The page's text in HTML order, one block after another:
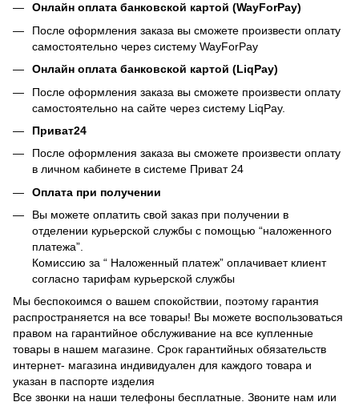
Онлайн оплата банковской картой (WayForPay)
После оформления заказа вы сможете произвести оплату
самостоятельно через систему WayForPay
Онлайн оплата банковской картой (LiqPay)
После оформления заказа вы сможете произвести оплату
самостоятельно на сайте через систему LiqPay.
Приват24
После оформления заказа вы сможете произвести оплату
в личном кабинете в системе Приват 24
Оплата при получении
Вы можете оплатить свой заказ при получении в
отделении курьерской службы с помощью “наложенного
платежа”.
Комиссию за “ Наложенный платеж” оплачивает клиент
согласно тарифам курьерской службы
Мы беспокоимся о вашем спокойствии, поэтому гарантия
распространяется на все товары! Вы можете воспользоваться
правом на гарантийное обслуживание на все купленные
товары в нашем магазине. Срок гарантийных обязательств
интернет- магазина индивидуален для каждого товара и
указан в паспорте изделия
Все звонки на наши телефоны бесплатные. Звоните нам или